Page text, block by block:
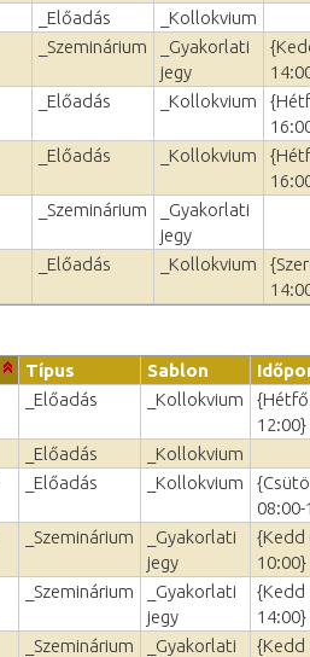
_Előadás
_Kollokvium
_Szeminárium
_Gyakorlati
jegy
_Előadás _Kollokvium
_Előadás _Kollokvium
_Szeminárium
_Gyakorlati
jegy
_Előadás _Kollokvium
Típus Sablon
_Előadás _Kollokvium
{Hétfő
12:00}
_Előadás
_Kollokvium
_Előadás _Kollokvium
_Szeminárium
_Gyakorlati
jegy
{Kedd
10:00}
_Szeminárium
_Gyakorlati
jegy
{Kedd
14:00}
_Szeminárium
_Gyakorlati
{Kedd